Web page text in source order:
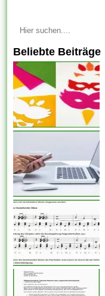
Beliebte Beiträge